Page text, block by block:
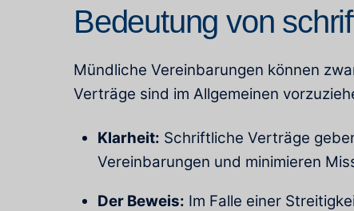
Bedeutung von
Mündliche Vereinbarungen können
Verträge sind im Allgemeinen
Klarheit: Schriftliche Verträge
Vereinbarungen und minimieren
Der Beweis: Im Falle einer